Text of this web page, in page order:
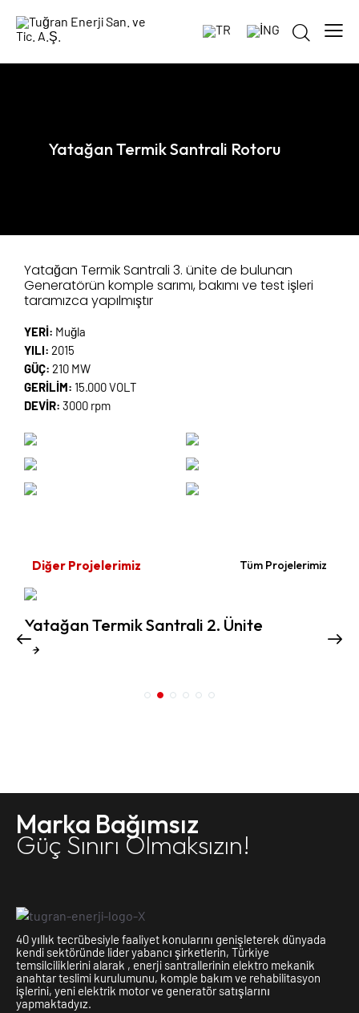
Yatağan Termik Santrali Rotoru
Yatağan Termik Santrali 3. ünite de bulunan
Generatörün komple sarımı, bakımı ve test işleri
taramızca yapılmıştır
YERİ: Muğla
YILI: 2015
GÜÇ: 210 MW
GERİLİM: 15.000 VOLT
DEVİR: 3000 rpm
Diğer Projelerimiz Tüm Projelerimiz
Yatağan Termik Santrali 2. Ünite
Marka Bağımsız
Güç Sınırı Olmaksızın!
40 yıllık tecrübesiyle faaliyet konularını genişleterek dünyada
kendi sektöründe lider yabancı şirketlerin, Türkiye
temsilciliklerini alarak , enerji santrallerinin elektro mekanik
anahtar teslimi kurulumunu, komple bakım ve rehabilitasyon
işlerini, yeni elektrik motor ve generatör satışlarını
yapmaktadyız.